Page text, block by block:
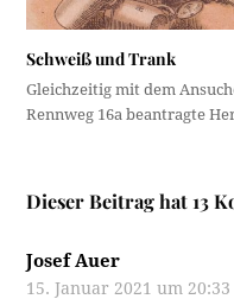
Schweiß und Trank
Gleichzeitig mit dem
Rennweg 16a beantragte
Dieser Beitrag hat 13
Josef Auer
15. Januar 2021 um